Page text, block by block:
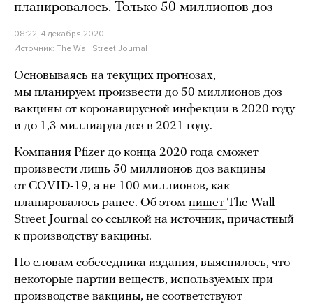
планировалось. Только 50 миллионов доз
08:22, 4 декабря 2020
Источник: The Wall Street Journal
Основываясь на текущих прогнозах,
мы планируем произвести до 50 миллионов доз
вакцины от коронавирусной инфекции в 2020 году
и до 1,3 миллиарда доз в 2021 году.
Компания Pfizer до конца 2020 года сможет
произвести лишь 50 миллионов доз вакцины
от COVID-19, а не 100 миллионов, как
планировалось ранее. Об этом пишет The Wall
Street Journal со ссылкой на источник, причастный
к производству вакцины.
По словам собеседника издания, выяснилось, что
некоторые партии веществ, используемых при
производстве вакцины, не соответствуют